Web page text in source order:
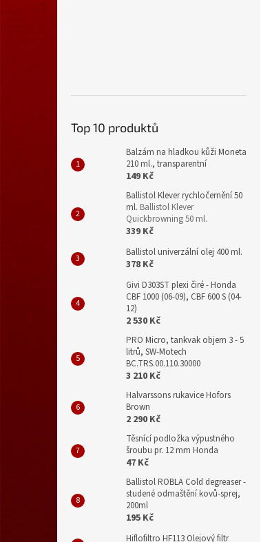
Top 10 produktů
Balzám na hladkou kůži Moneta
210 ml., transparentní
149 Kč
Ballistol Klever rychločernění 50
ml. Ballistol Klever
Quickbrowning 50 ml.
339 Kč
Ballistol univerzální olej 400 ml.
378 Kč
Givi D303ST plexi čiré - Honda
CBF 1000 (06-09), CBF 600 S (04-
12)
2 530 Kč
PRO Micro, tankvak objem 3 - 5
litrů, SW-Motech
BC.TRS.00.110.30000
3 210 Kč
Halvarssons rukavice Hofors
Brown
2 290 Kč
Těsnící podložka výpustného
šroubu pr. 12 mm Honda
47 Kč
Ballistol ROBLA Cold degreaser -
studené odmaštění kovů-sprej,
200ml
195 Kč
Hiflofiltro HF113 Olejový filtr